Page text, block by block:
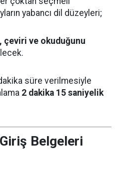
yabancı dil düzeyleri;
ve okuduğunu
süre verilmesiyle
2 dakika 15 saniyelik
Belgeleri